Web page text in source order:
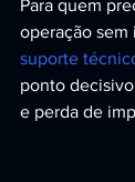
Para quem
operação
suporte
ponto
e perda de